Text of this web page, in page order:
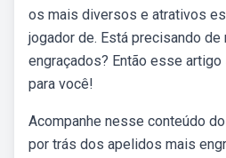
os mais diversos e atrativos
jogador de. Está precisando
engraçados? Então esse artigo
para você!
Acompanhe nesse conteúdo
por trás dos apelidos mais